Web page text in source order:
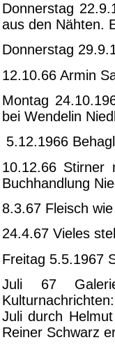
Donnerstag
aus den Nähten.
Donnerstag
12.10.66 Armin
Montag
bei Wendelin
5.12.1966
10.12.66
Buchhandlung
8.3.67 Fleisch
24.4.67 Vieles
Freitag 5.5.1967
Juli 67
Juli durch
Reiner Schwarz